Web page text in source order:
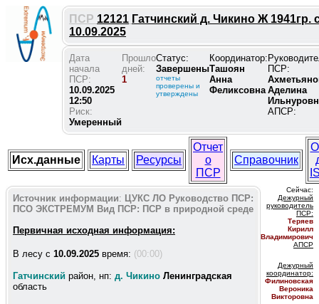
ПСР 12121 Гатчинский д. Чикино Ж 1941гр.
10.09.2025
Дата
начала
ПСР:
10.09.2025
12:50
Риск:
Умеренный
Прошло
дней:
1
Статус:
Завершены
отчеты
проверены и
утверждены
Координатор:
Ташоян
Анна
Феликсовна
ПСР:
Аделина
АПСР:
Исх.данные Карты Ресурсы
Отчет
о
ПСР
Справочник
Источник информации: ЦУКС ЛО Руководство ПСР:
ПСО ЭКСТРЕМУМ Вид ПСР: ПСР в природной среде
Первичная исходная информация:
В лесу c 10.09.2025 время: (00:00)
Гатчинский район, нп: д. Чикино Ленинградская
область
Сейчас:
Дежурный
руководитель
ПСР:
Теряев
Кирилл
Владимирович
АПСР
Дежурный
координатор:
Филиновская
Вероника
Викторовна